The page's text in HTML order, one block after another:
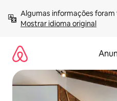
para
Mostrar idioma original